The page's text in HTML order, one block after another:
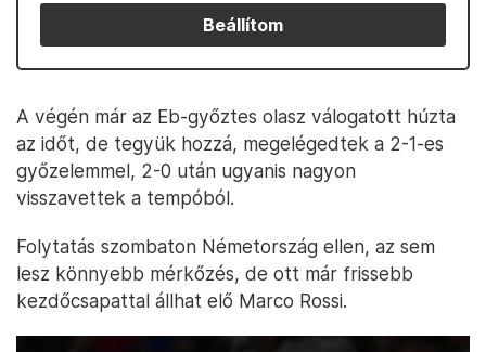
Beállítom
A végén már az Eb-győztes olasz válogatott húzta
az időt, de tegyük hozzá, megelégedtek a 2-1-es
győzelemmel, 2-0 után ugyanis nagyon
visszavettek a tempóból.
Folytatás szombaton Németország ellen, az sem
lesz könnyebb mérkőzés, de ott már frissebb
kezdőcsapattal állhat elő Marco Rossi.